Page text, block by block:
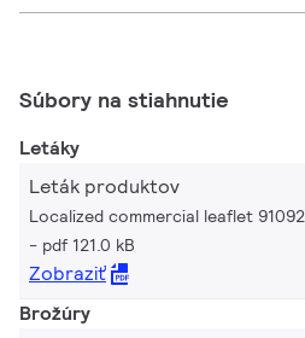
Súbory na stiahnutie
Letáky
Leták produktov
Localized commercial leaflet
pdf 121.0 kB
Zobraziť
Brožúry